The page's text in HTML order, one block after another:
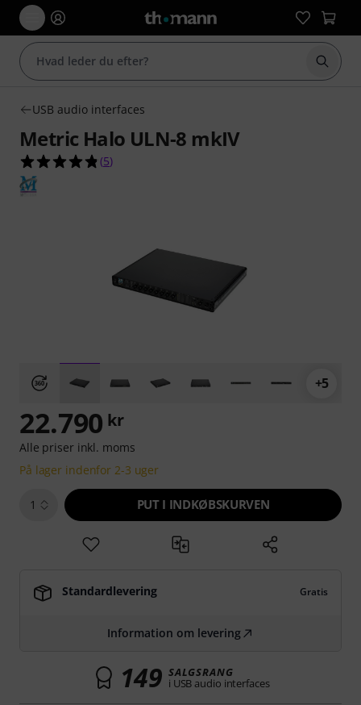
Start
USB audio interfaces
Metric Halo ULN-8 mkIV
4.8 ud af 5 stjerner fra 5 kundebedømmelser
(5)
+5
22.790 kr
Alle priser inkl. moms
På lager indenfor 2-3 uger
1 PUT I INDKØBSKURVEN
Standardlevering Gratis
Information om levering
149 SALGSRANG
i USB audio interfaces